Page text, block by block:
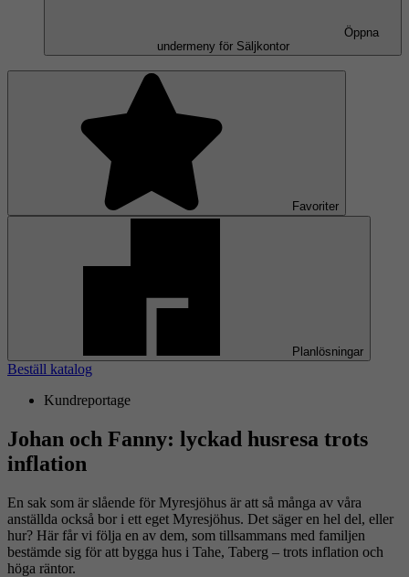
Öppna
undermeny för Säljkontor
Favoriter
Planlösningar
Beställ katalog
Kundreportage
Johan och Fanny: lyckad husresa trots
inflation
En sak som är slående för Myresjöhus är att så många av våra
anställda också bor i ett eget Myresjöhus. Det säger en hel del, eller
hur? Här får vi följa en av dem, som tillsammans med familjen
bestämde sig för att bygga hus i Tahe, Taberg – trots inflation och
höga räntor.